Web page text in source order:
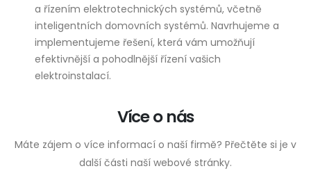
a řízením elektrotechnických systémů, včetně
inteligentních domovních systémů. Navrhujeme a
implementujeme řešení, která vám umožňují
efektivnější a pohodlnější řízení vašich
elektroinstalací.
Více o nás
Máte zájem o více informací o naší firmě? Přečtěte si je v
další části naší webové stránky.